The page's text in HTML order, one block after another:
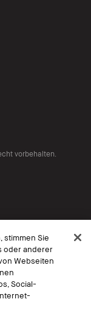
vorbehalten.
stimmen Sie
oder anderer
Webseiten
Social-